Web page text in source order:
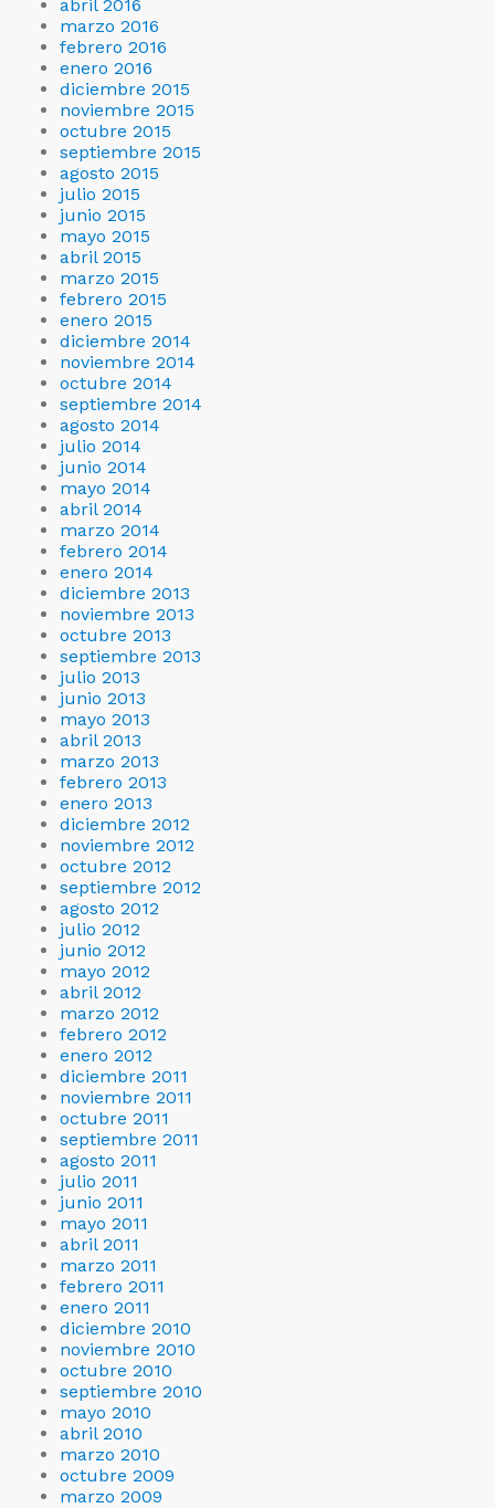
abril 2016
marzo 2016
febrero 2016
enero 2016
diciembre 2015
noviembre 2015
octubre 2015
septiembre 2015
agosto 2015
julio 2015
junio 2015
mayo 2015
abril 2015
marzo 2015
febrero 2015
enero 2015
diciembre 2014
noviembre 2014
octubre 2014
septiembre 2014
agosto 2014
julio 2014
junio 2014
mayo 2014
abril 2014
marzo 2014
febrero 2014
enero 2014
diciembre 2013
noviembre 2013
octubre 2013
septiembre 2013
julio 2013
junio 2013
mayo 2013
abril 2013
marzo 2013
febrero 2013
enero 2013
diciembre 2012
noviembre 2012
octubre 2012
septiembre 2012
agosto 2012
julio 2012
junio 2012
mayo 2012
abril 2012
marzo 2012
febrero 2012
enero 2012
diciembre 2011
noviembre 2011
octubre 2011
septiembre 2011
agosto 2011
julio 2011
junio 2011
mayo 2011
abril 2011
marzo 2011
febrero 2011
enero 2011
diciembre 2010
noviembre 2010
octubre 2010
septiembre 2010
mayo 2010
abril 2010
marzo 2010
octubre 2009
marzo 2009